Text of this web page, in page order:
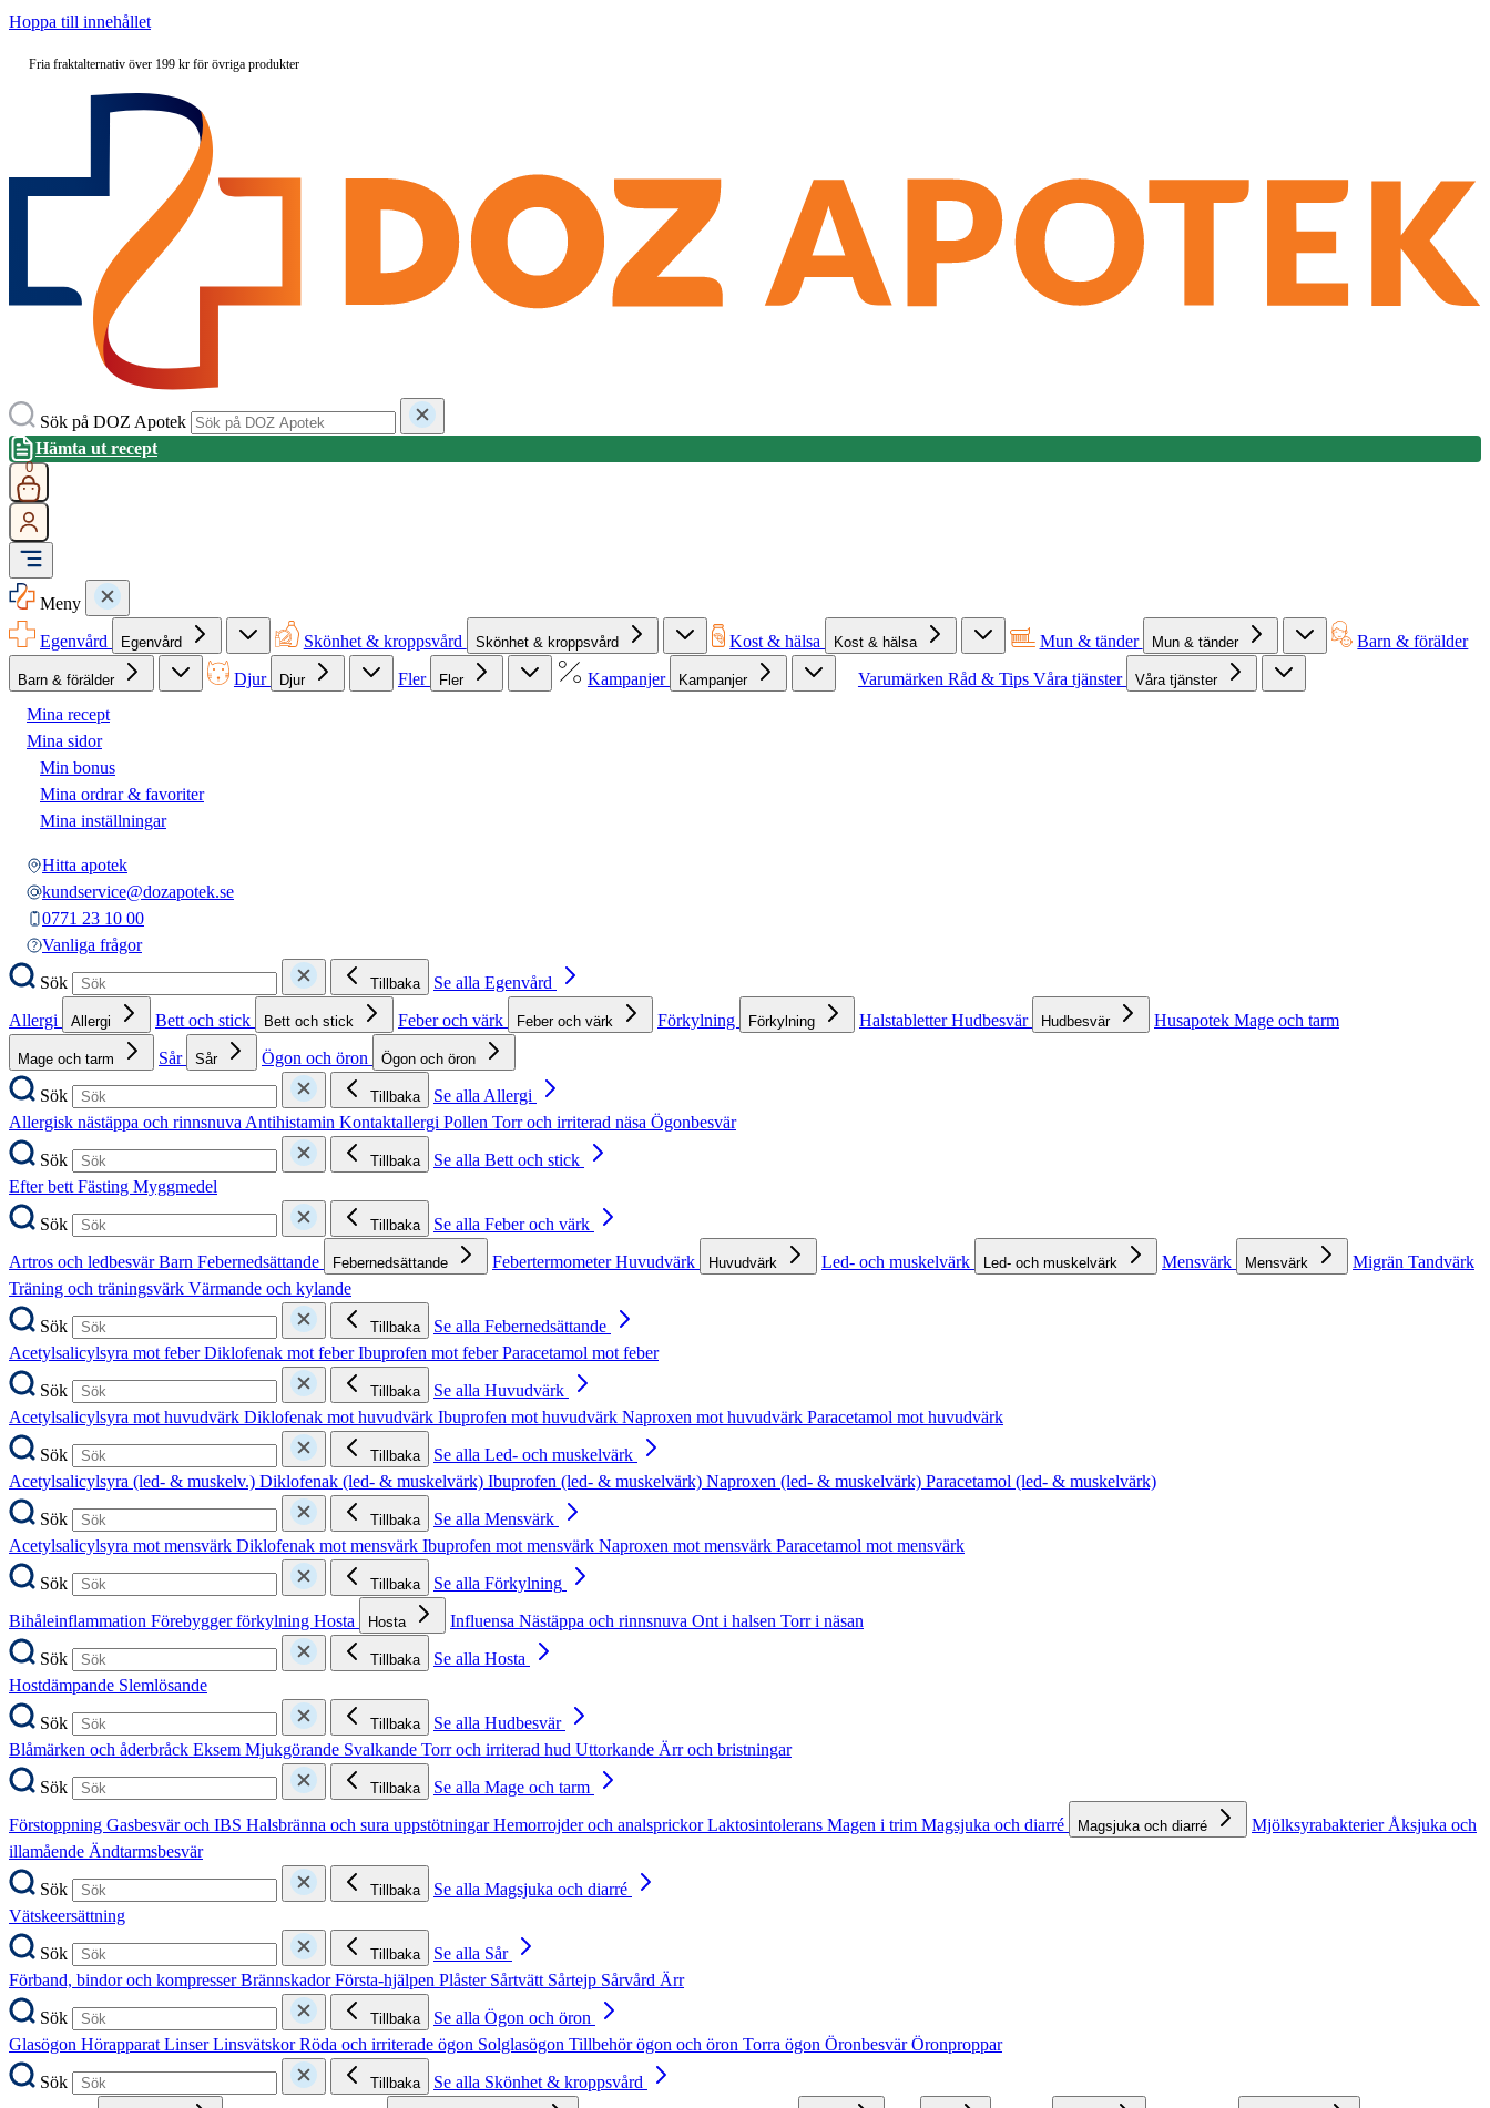
Hoppa till innehållet
Fria fraktalternativ över 199 kr för övriga produkter
Sök på DOZ Apotek
Hämta ut recept
0
Meny
Egenvård
Egenvård Skönhet & kroppsvård Skönhet & kroppsvård Kost & hälsa Kost & hälsa Mun & tänder Mun & tänder Barn & förälder
Barn & förälder Djur Djur Fler Fler Kampanjer Kampanjer Varumärken Råd & Tips Våra tjänster Våra tjänster
Mina recept
Mina sidor
Min bonus
Mina ordrar & favoriter
Mina inställningar
Hitta apotek
kundservice@dozapotek.se
0771 23 10 00
Vanliga frågor
Sök
Tillbaka
Se alla Egenvård
Allergi
Allergi Bett och stick Bett och stick Feber och värk Feber och värk Förkylning Förkylning HalstabletterHudbesvär Hudbesvär Husapotek Mage och tarm
Mage och tarm Sår Sår Ögon och öron Ögon och öron
Sök Tillbaka
Se alla Allergi
Allergisk nästäppa och rinnsnuva Antihistamin Kontaktallergi Pollen Torr och irriterad näsa Ögonbesvär
Sök
Tillbaka
Se alla Bett och stick
Efter bett Fästing Myggmedel
Sök
Tillbaka
Se alla Feber och värk
Artros och ledbesvärBarn Febernedsättande Febernedsättande FebertermometerHuvudvärk Huvudvärk Led- och muskelvärk Led- och muskelvärk Mensvärk Mensvärk Migrän Tandvärk
Träning och träningsvärk Värmande och kylande
Sök
Tillbaka
Se alla Febernedsättande
Acetylsalicylsyra mot feberDiklofenak mot feberIbuprofen mot feberParacetamol mot feber
Sök
Tillbaka
Se alla Huvudvärk
Acetylsalicylsyra mot huvudvärk Diklofenak mot huvudvärk Ibuprofen mot huvudvärk Naproxen mot huvudvärk Paracetamol mot huvudvärk
Sök
Tillbaka
Se alla Led- och muskelvärk
Acetylsalicylsyra (led- & muskelv.) Diklofenak (led- & muskelvärk) Ibuprofen (led- & muskelvärk) Naproxen (led- & muskelvärk) Paracetamol (led- & muskelvärk)
Sök
Tillbaka
Se alla Mensvärk
Acetylsalicylsyra mot mensvärk Diklofenak mot mensvärk Ibuprofen mot mensvärk Naproxen mot mensvärk Paracetamol mot mensvärk
Sök
Tillbaka
Se alla Förkylning
Bihåleinflammation Förebygger förkylning Hosta Hosta Influensa Nästäppa och rinnsnuva Ont i halsen Torr i näsan
Sök
Tillbaka
Se alla Hosta
Hostdämpande Slemlösande
Sök
Tillbaka
Se alla Hudbesvär
Blåmärken och åderbråck Eksem Mjukgörande Svalkande Torr och irriterad hud Uttorkande Ärr och bristningar
Sök
Tillbaka
Se alla Mage och tarm
Förstoppning Gasbesvär och IBS Halsbränna och sura uppstötningarHemorrojder och analsprickorLaktosintolerans Magen i trim Magsjuka och diarré Magsjuka och diarré Mjölksyrabakterier Åksjuka och
illamående Ändtarmsbesvär
Sök
Tillbaka
Se alla Magsjuka och diarré
Vätskeersättning
Sök
Tillbaka
Se alla Sår
Förband, bindor och kompresserBrännskadorFörsta-hjälpen Plåster Sårtvätt Sårtejp Sårvård Ärr
Sök
Tillbaka
Se alla Ögon och öron
Glasögon Hörapparat LinserLinsvätskorRöda och irriterade ögon Solglasögon Tillbehör ögon och öron Torra ögon ÖronbesvärÖronproppar
Sök
Tillbaka
Se alla Skönhet & kroppsvård